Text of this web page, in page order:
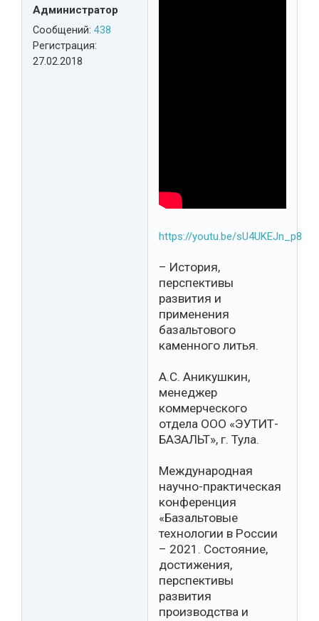
Администратор
Сообщений: 438
Регистрация:
27.02.2018
https://youtu.be/sU4UKEJn_p8
– История,
перспективы
развития и
применения
базальтового
каменного литья.
А.С. Аникушкин,
менеджер
коммерческого
отдела ООО «ЭУТИТ-
БАЗАЛЬТ», г. Тула.
Международная
научно-практическая
конференция
«Базальтовые
технологии в России
– 2021. Состояние,
достижения,
перспективы
развития
производства и